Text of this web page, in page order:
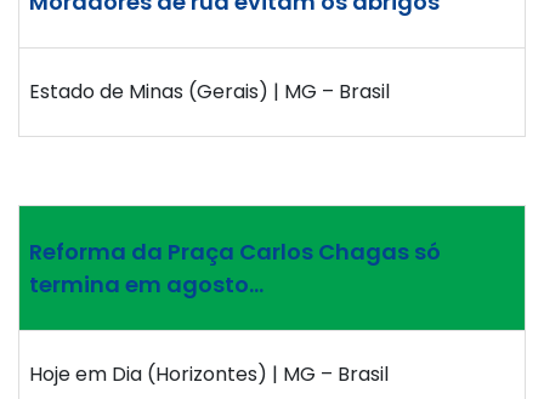
Estado de Minas (Gerais) | MG – Brasil
Reforma da Praça Carlos Chagas só
termina em agosto…
Hoje em Dia (Horizontes) | MG – Brasil